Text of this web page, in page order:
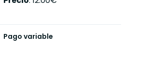
Pago variable